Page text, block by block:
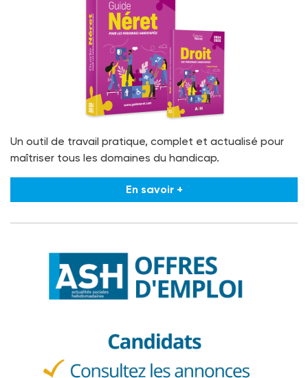
Un outil de travail pratique, complet et actualisé pour
maîtriser tous les domaines du handicap.
En savoir +